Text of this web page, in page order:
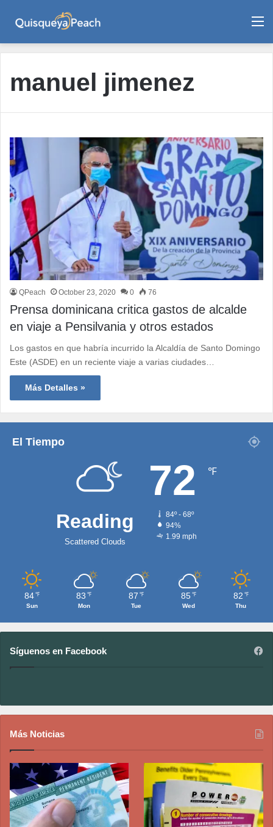
manuel jimenez
QPeach October 23, 2020 0 76
Prensa dominicana critica gastos de alcalde
en viaje a Pensilvania y otros estados
Los gastos en que habría incurrido la Alcaldía de Santo Domingo
Este (ASDE) en un reciente viaje a varias ciudades…
Más Detalles »
El Tiempo
Reading
Scattered Clouds
72 ℉
84º - 68º
94%
1.99 mph
84 ℉
Sun
83 ℉
Mon
87 ℉
Tue
85 ℉
Wed
82 ℉
Thu
Síguenos en Facebook
Más Noticias